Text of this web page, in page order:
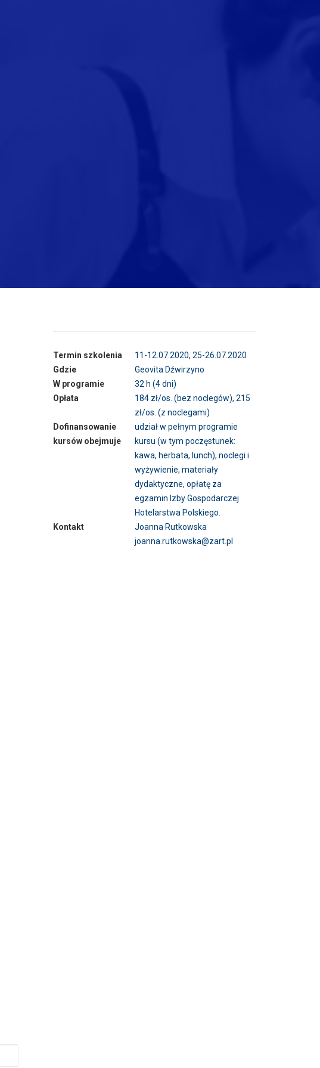
Termin szkolenia
11-12.07.2020, 25-26.07.2020
Gdzie
Geovita Dźwirzyno
W programie
32 h (4 dni)
Opłata
184 zł/os. (bez noclegów), 215
zł/os. (z noclegami)
Dofinansowanie
kursów obejmuje
udział w pełnym programie
kursu (w tym poczęstunek:
kawa, herbata, lunch), noclegi i
wyżywienie, materiały
dydaktyczne, opłatę za
egzamin Izby Gospodarczej
Hotelarstwa Polskiego.
Kontakt
Joanna Rutkowska
joanna.rutkowska@zart.pl